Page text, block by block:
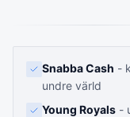
Snabba Cash -
undre värld
Young Royals -